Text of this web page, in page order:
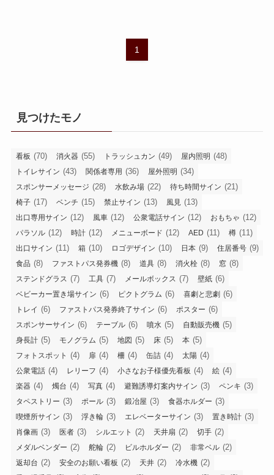
1
見つけたモノ
看板 (70) 消火器 (55) トラッシュカン (49) 屋内照明 (48)
トイレサイン (43) 関係者専用 (36) 屋外照明 (34)
スポンサーメッセージ (28) 水飲み場 (22) 待ち時間サイン (21)
椅子 (17) ベンチ (15) 禁止サイン (13) 風見 (13)
出口専用サイン (12) 風車 (12) 公衆電話サイン (12) おもちゃ (12)
パラソル (12) 時計 (12) メニューボード (12) AED (11) 樽 (11)
出口サイン (11) 箱 (10) ロゴデザイン (10) 日本 (9) 住居番号 (9)
食品 (8) ファストパス発券機 (8) 道具 (8) 消火栓 (8) 窓 (8)
ステンドグラス (7) 工具 (7) メールボックス (7) 壁紙 (6)
ベビーカー置き場サイン (6) ピクトグラム (6) 喜劇と悲劇 (6)
トレイ (6) ファストパス発券終了サイン (6) ポスター (6)
スポンサーサイン (6) テーブル (6) 噴水 (5) 自動販売機 (5)
身長計 (5) モノグラム (5) 地図 (5) 床 (5) 本 (5)
フォトスポット (4) 扉 (4) 柵 (4) 缶詰 (4) 太陽 (4)
公衆電話 (4) レリーフ (4) 小さなお子様優先看板 (4) 絵 (4)
楽器 (4) 燭台 (4) 写真 (4) 避難誘導灯案内サイン (3) ペンキ (3)
タペストリー (3) ポール (3) 鍛冶屋 (3) 食器ホルダー (3)
喫煙所サイン (3) 浮き輪 (3) エレベーターサイン (3) 置き時計 (3)
肖像画 (3) 医者 (3) シルエット (2) 天井扇 (2) 切手 (2)
メダルベンダー (2) 舵輪 (2) ビルホルダー (2) 非常ベル (2)
返却台 (2) 安全のお願い看板 (2) 天井 (2) 冷水機 (2)